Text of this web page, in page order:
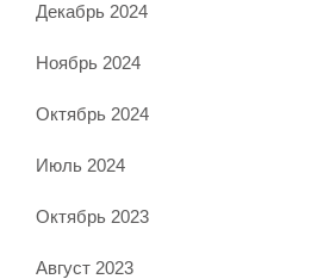
Декабрь 2024
Ноябрь 2024
Октябрь 2024
Июль 2024
Октябрь 2023
Август 2023